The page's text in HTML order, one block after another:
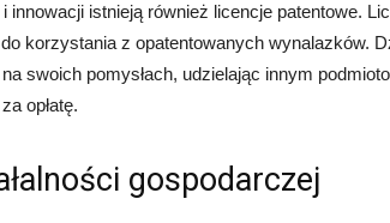
innowacji istnieją również licencje patentowe.
korzystania z opatentowanych wynalazków.
swoich pomysłach, udzielając innym
opłatę.
gospodarczej